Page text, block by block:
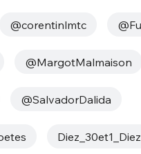
@corentinlmtc
@MargotMalmaison
@SalvadorDalida
Diez_30et1_Diez